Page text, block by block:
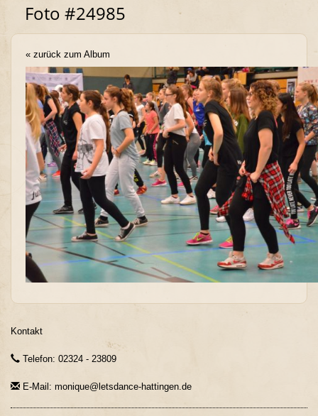
Foto #24985
« zurück zum Album
Kontakt
Telefon: 02324 - 23809
E-Mail: monique@letsdance-hattingen.de